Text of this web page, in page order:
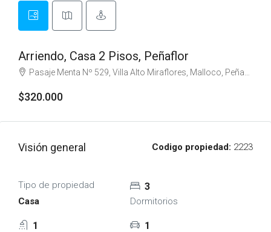
Arriendo, Casa 2 Pisos, Peñaflor
Pasaje Menta Nº 529, Villa Alto Miraflores, Malloco, Peñaflor
$320.000
Visión general Codigo propiedad: 2223
Tipo de propiedad
Casa
3
Dormitorios
1 1